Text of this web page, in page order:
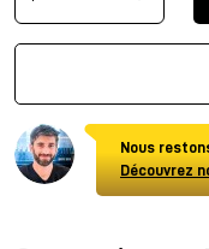
Nous
Découvrez